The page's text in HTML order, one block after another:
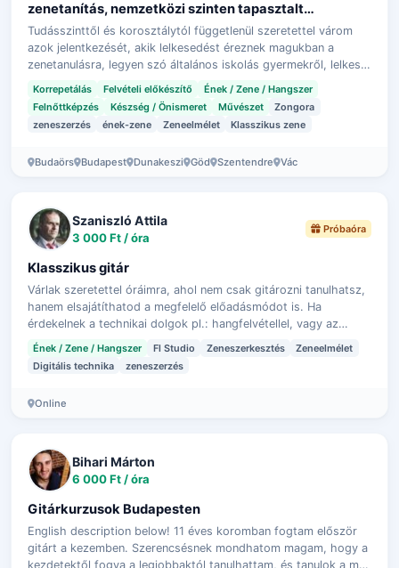
zenetanítás, nemzetközi szinten tapasztalt
koncertező művésztől
Tudásszinttől és korosztálytól függetlenül szeretettel várom
azok jelentkezését, akik lelkesedést éreznek magukban a
zenetanulásra, legyen szó általános iskolás gyermekről, lelkes
Korrepetálás Felvételi előkészítő
Ének / Zene / Hangszer
Felnőttképzés
Készség / Önismeret Művészet
Zongora
zeneszerzés
ének-zene Zeneelmélet Klasszikus zene
Budaörs Budapest Dunakeszi Göd Szentendre Vác
Szaniszló Attila
3 000 Ft / óra
Próbaóra
Klasszikus gitár
Várlak szeretettel óráimra, ahol nem csak gitározni tanulhatsz,
hanem elsajátíthatod a megfelelő előadásmódot is. Ha
érdekelnek a technikai dolgok pl.: hangfelvétellel, vagy az
ahhoz szükséges eszköz…
Ének / Zene / Hangszer Fl Studio Zeneszerkesztés
Zeneelmélet
Digitális technika
zeneszerzés
Online
Bihari Márton
6 000 Ft / óra
Gitárkurzusok Budapesten
English description below! 11 éves koromban fogtam először
gitárt a kezemben. Szerencsésnek mondhatom magam, hogy a
kezdetektől fogva a legjobbaktól tanulhattam, és tanulok a mai